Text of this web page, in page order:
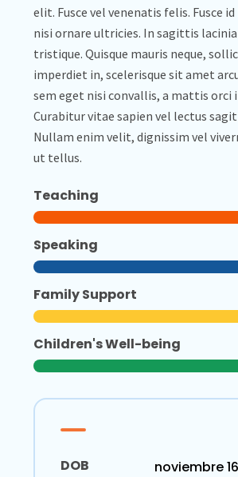
elit. Fusce vel venenatis felis. Fusce
nisi ornare ultricies. In sagittis
tristique. Quisque mauris neque,
imperdiet in, scelerisque sit amet
sem eget nisi convallis, a mattis orci
Curabitur vitae sapien vel lectus
Nullam enim velit, dignissim vel
ut tellus.
Teaching
Speaking
Family Support
Children's Well-being
DOB
noviembre